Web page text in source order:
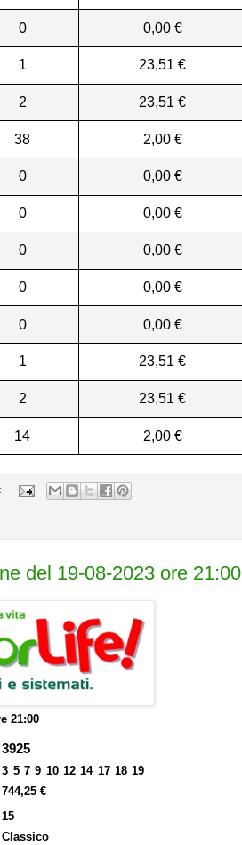
0 0,00 €
1 23,51 €
2 23,51 €
38 2,00 €
0 0,00 €
0 0,00 €
0 0,00 €
0 0,00 €
0 0,00 €
1 23,51 €
2 23,51 €
14 2,00 €
del 19-08-2023 ore 21:00
21:00
3925
3 5 7 9 10 12 14 17 18 19
744,25 €
15
Classico